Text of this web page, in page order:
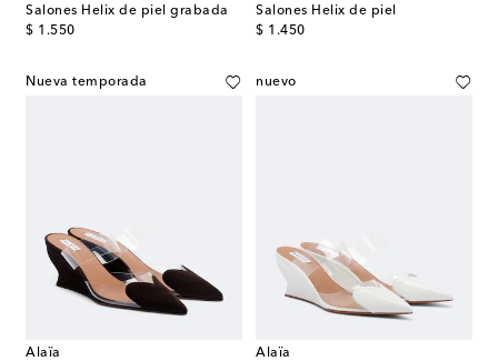
Salones Helix de piel grabada
$ 1.550
original price
Salones Helix de piel
$ 1.450
original price
Nueva temporada
Alaïa
nuevo
Alaïa